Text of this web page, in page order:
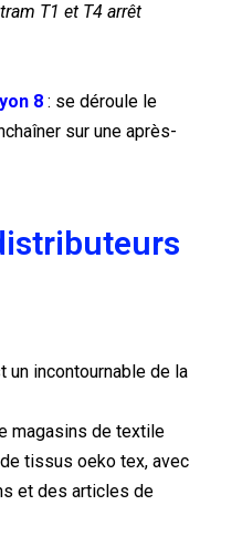
T1 et T4 arrêt
8 : se déroule le
sur une après-
incontournable de la
magasins de textile
tissus oeko tex, avec
et des articles de